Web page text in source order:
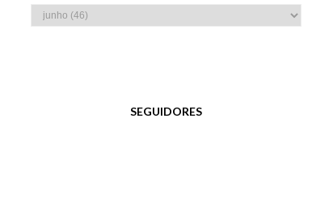
SEGUIDORES